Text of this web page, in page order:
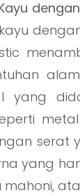
yang
serat
yang
mahoni,